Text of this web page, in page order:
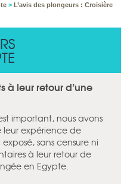
> L’avis des plongeurs : Croisière
à leur retour d’une
important, nous avons
expérience de
sans censure ni
à leur retour de
en Egypte.